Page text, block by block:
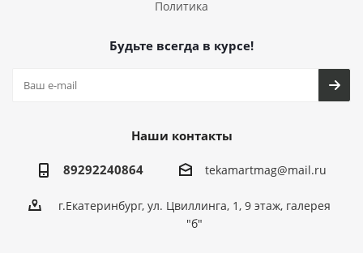
Политика
Будьте всегда в курсе!
Наши контакты
89292240864 tekamartmag@mail.ru
г.Екатеринбург, ул. Цвиллинга, 1, 9 этаж, галерея
"б"